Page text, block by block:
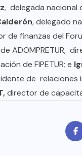
, delegada nacional
, delegado
de finanzas del
ADOMPRETUR,
de FIPETUR; e
de relaciones
director de